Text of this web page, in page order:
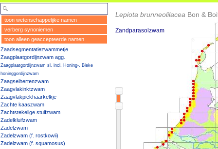
toon wetenschappelijke namen
verberg synoniemen
toon alleen geaccepteerde namen
Zaadsegmentatiezwammetje
Zaagplaatgordijnzwam agg.
Zaagplaatgordijnzwam sl, incl. Honing-, Bleke
honinggordijnzwam
Zaagselhertenzwam
Zaagvlakinktzwam
Zaagvlakpiekhaarkelkje
Zachte kaaszwam
Zachtstekelige stuifzwam
Zadelkluifzwam
Zadelzwam
Zadelzwam (f. rostkowii)
Zadelzwam (f. squamosus)
Lepiota brunneolilacea Bon &
Zandparasolzwam